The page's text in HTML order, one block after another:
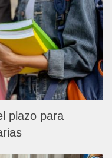
plazo para